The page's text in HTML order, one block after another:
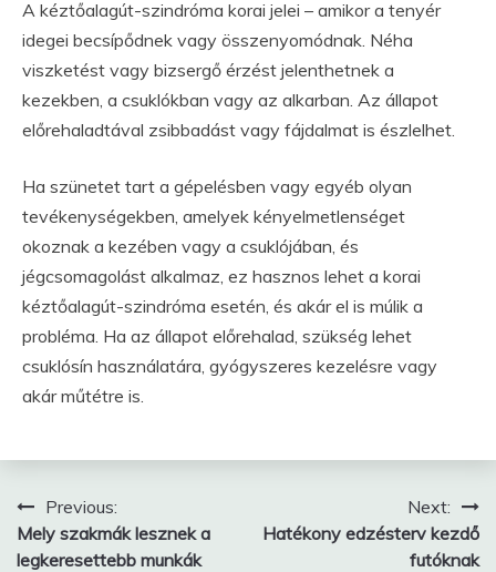
A kéztőalagút-szindróma korai jelei – amikor a tenyér
idegei becsípődnek vagy összenyomódnak. Néha
viszketést vagy bizsergő érzést jelenthetnek a
kezekben, a csuklókban vagy az alkarban. Az állapot
előrehaladtával zsibbadást vagy fájdalmat is észlelhet.
Ha szünetet tart a gépelésben vagy egyéb olyan
tevékenységekben, amelyek kényelmetlenséget
okoznak a kezében vagy a csuklójában, és
jégcsomagolást alkalmaz, ez hasznos lehet a korai
kéztőalagút-szindróma esetén, és akár el is múlik a
probléma. Ha az állapot előrehalad, szükség lehet
csuklósín használatára, gyógyszeres kezelésre vagy
akár műtétre is.
Bejegyzés
navigáció
Previous:
Mely szakmák lesznek a
legkeresettebb munkák
Next:
Hatékony edzésterv kezdő
futóknak